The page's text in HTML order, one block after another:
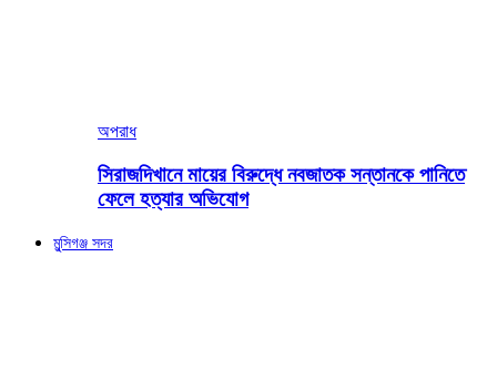
অপরাধ
সিরাজদিখানে মায়ের বিরুদ্ধে নবজাতক সন্তানকে পানিতে
ফেলে হত্যার অভিযোগ
মুন্সিগঞ্জ সদর